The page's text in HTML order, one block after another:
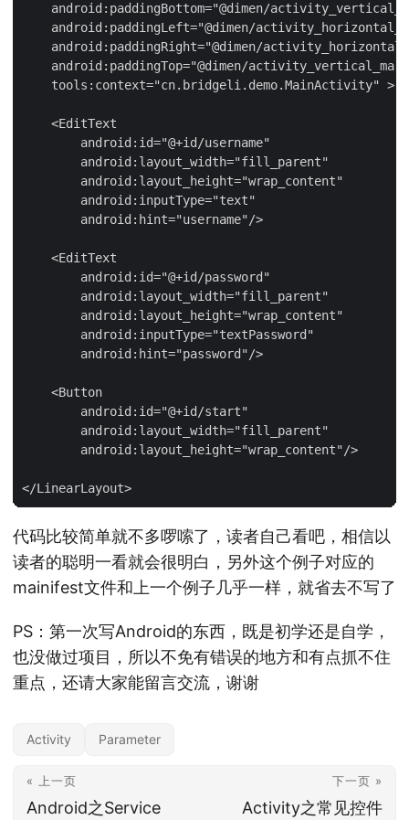
android:paddingBottom="@dimen/
android:paddingLeft="@dimen/
android:paddingRight="@dimen/
android:paddingTop="@dimen/
    tools:context="cn.bridgeli.demo.MainActivity" >
    <EditText
        android:id="@+id/username"
        android:layout_width="fill_parent"
        android:layout_height="wrap_content"
        android:inputType="text"
        android:hint="username"/>
    <EditText
        android:id="@+id/password"
        android:layout_width="fill_parent"
        android:layout_height="wrap_content"
        android:inputType="textPassword"
        android:hint="password"/>
    <Button
        android:id="@+id/start"
        android:layout_width="fill_parent"
        android:layout_height="wrap_content"/>
代码比较简单就不多啰嗦了，读者自己看吧，相信以
读者的聪明一看就会很明白，另外这个例子对应的
mainifest文件和上一个例子几乎一样，就省去不写了
PS：第一次写Android的东西，既是初学还是自学，
也没做过项目，所以不免有错误的地方和有点抓不住
重点，还请大家能留言交流，谢谢
Activity Parameter
« 上一页
Android之Service
下一页 »
Activity之常见控件